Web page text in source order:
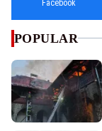
Facebook
POPULAR